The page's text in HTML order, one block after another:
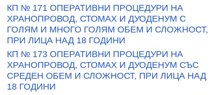
КП № 171 ОПЕРАТИВНИ ПРОЦЕДУРИ НА
ХРАНОПРОВОД, СТОМАХ И ДУОДЕНУМ С
ГОЛЯМ И МНОГО ГОЛЯМ ОБЕМ И СЛОЖНОСТ,
ПРИ ЛИЦА НАД 18 ГОДИНИ
КП № 173 ОПЕРАТИВНИ ПРОЦЕДУРИ НА
ХРАНОПРОВОД, СТОМАХ И ДУОДЕНУМ СЪС
СРЕДЕН ОБЕМ И СЛОЖНОСТ, ПРИ ЛИЦА НАД
18 ГОДИНИ